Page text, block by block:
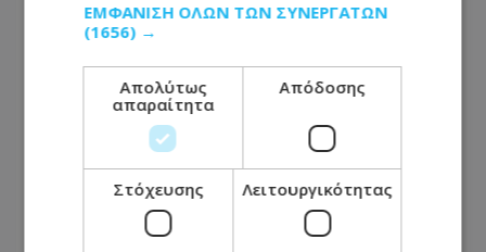
ΕΜΦΆΝΙΣΗ ΌΛΩΝ ΤΩΝ ΣΥΝΕΡΓΑΤΏΝ
(1656) →
Απολύτως
απαραίτητα
Απόδοσης
Στόχευσης Λειτουργικότητας